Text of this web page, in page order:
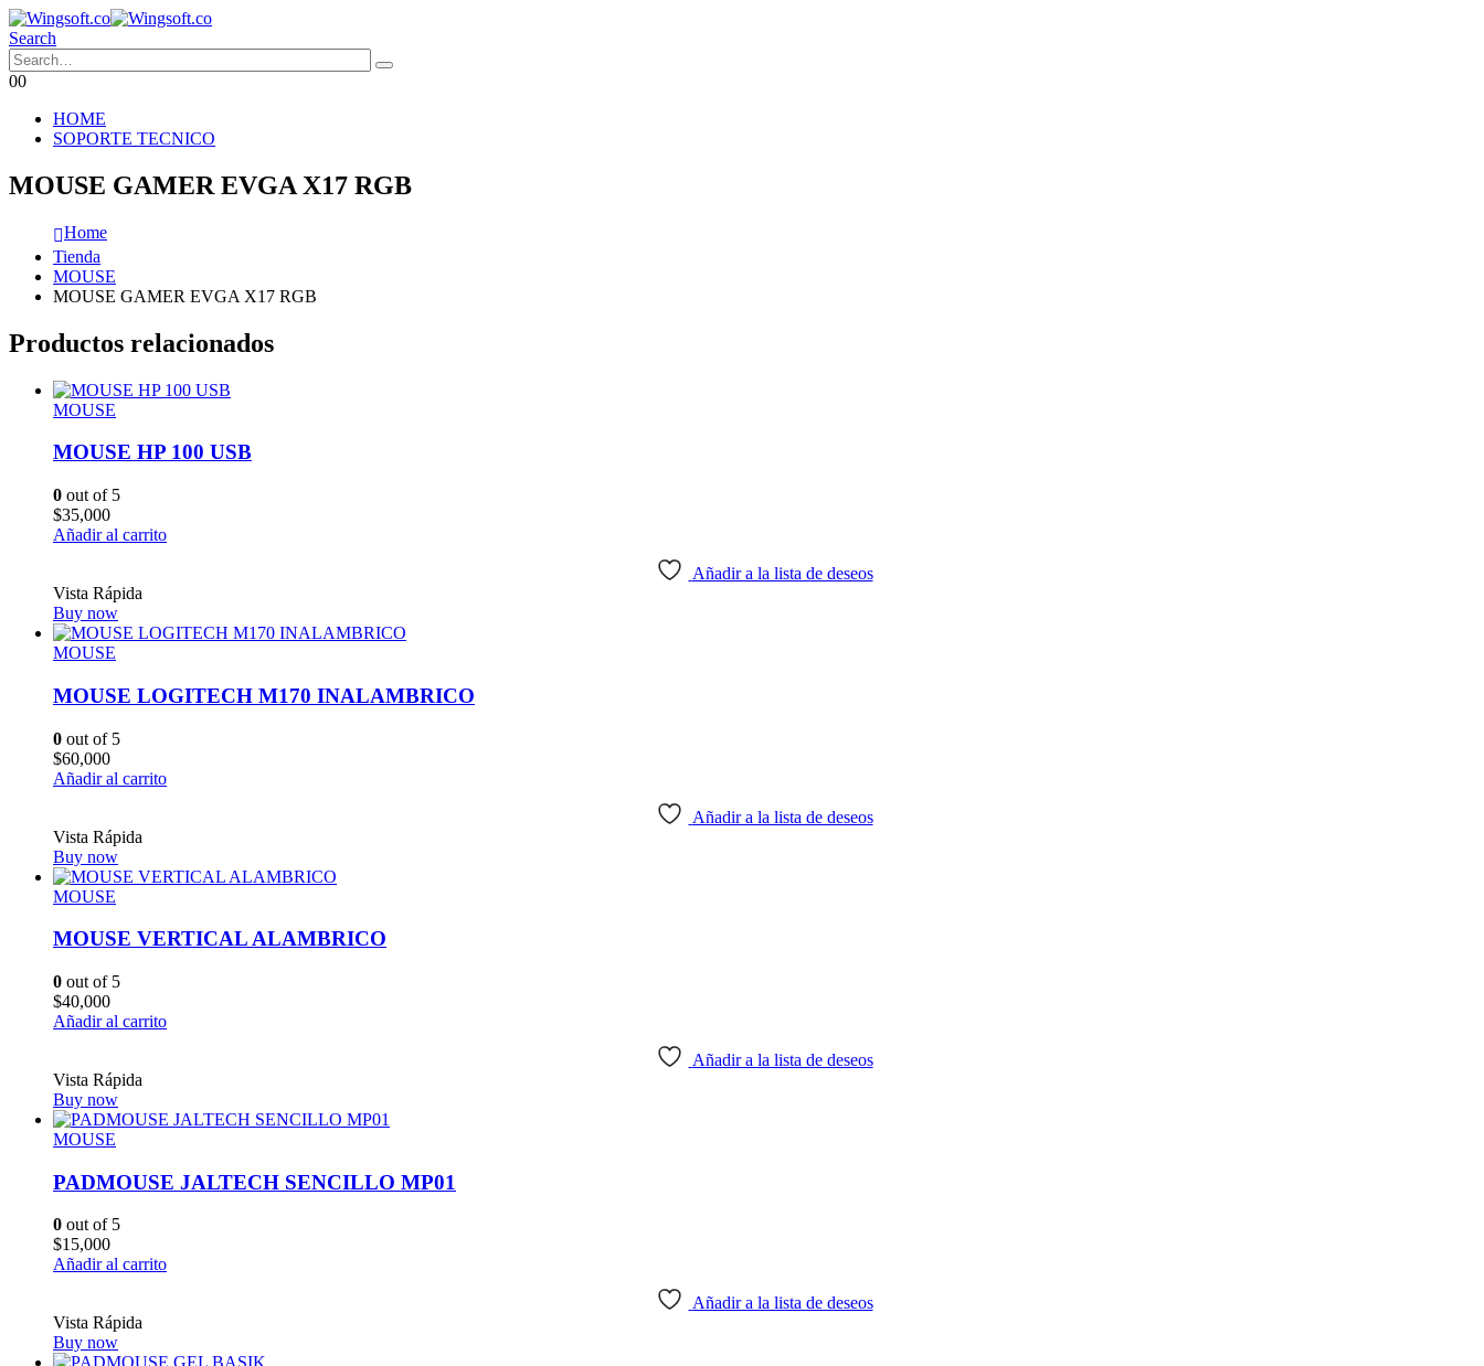
Search
00
HOME
SOPORTE TECNICO
MOUSE GAMER EVGA X17 RGB
Home
Tienda
MOUSE
MOUSE GAMER EVGA X17 RGB
Productos relacionados
MOUSE
MOUSE HP 100 USB
0 out of 5
$35,000
Añadir al carrito
Añadir a la lista de deseos
Vista Rápida
Buy now
MOUSE
MOUSE LOGITECH M170 INALAMBRICO
0 out of 5
$60,000
Añadir al carrito
Añadir a la lista de deseos
Vista Rápida
Buy now
MOUSE
MOUSE VERTICAL ALAMBRICO
0 out of 5
$40,000
Añadir al carrito
Añadir a la lista de deseos
Vista Rápida
Buy now
MOUSE
PADMOUSE JALTECH SENCILLO MP01
0 out of 5
$15,000
Añadir al carrito
Añadir a la lista de deseos
Vista Rápida
Buy now